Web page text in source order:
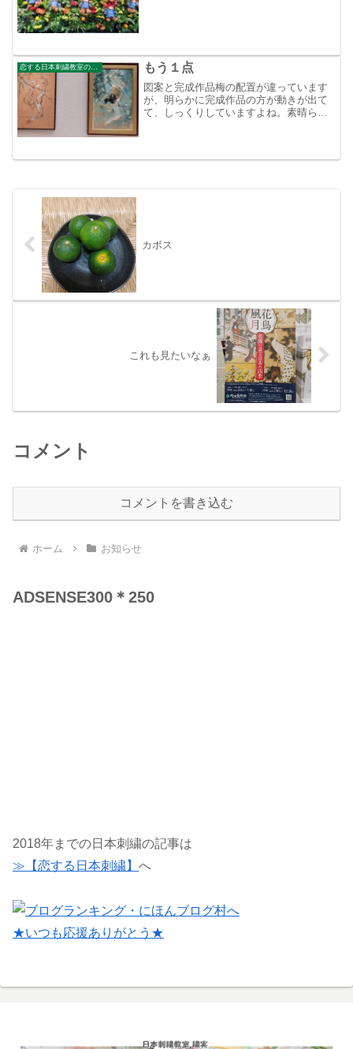
恋する日本刺繍教室のブログ もう１点
図案と完成作品梅の配置が違っています
が、明らかに完成作品の方が動きが出て
て、しっくりしていますよね。素晴らし
カボス
これも見たいなぁ
コメント
コメントを書き込む
ホーム お知らせ
ADSENSE300＊250
2018年までの日本刺繍の記事は
≫【恋する日本刺繍】 へ
★いつも応援ありがとう★